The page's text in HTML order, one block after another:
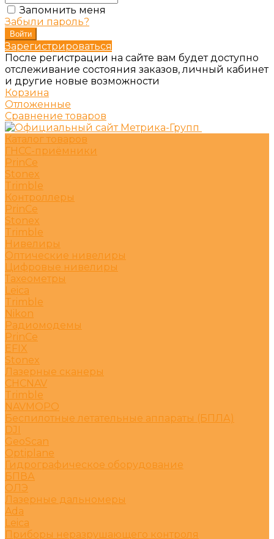
Запомнить меня
Забыли пароль?
Зарегистрироваться
После регистрации на сайте вам будет доступно
отслеживание состояния заказов, личный кабинет
и другие новые возможности
Корзина
Отложенные
Сравнение товаров
Каталог товаров
ГНСС-приёмники
PrinCe
Stonex
Trimble
Контроллеры
PrinCe
Stonex
Trimble
Нивелиры
Оптические нивелиры
Цифровые нивелиры
Тахеометры
Leica
Trimble
Nikon
Радиомодемы
PrinCe
EFIX
Stonex
Лазерные сканеры
CHCNAV
Trimble
NAVMOPO
Беспилотные летательные аппараты (БПЛА)
DJI
GeoScan
Optiplane
Гидрографическое оборудование
БПВА
ОЛЭ
Лазерные дальномеры
Ada
Leica
Приборы неразрушающего контроля